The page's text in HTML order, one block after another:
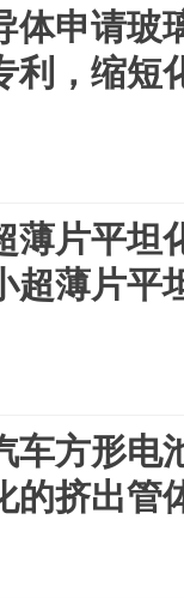
体申请玻
利，缩短
薄片平坦
超薄片平
车方形电
的挤出管